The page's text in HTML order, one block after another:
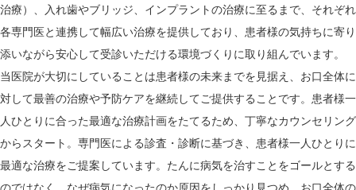
治療）、入れ歯やブリッジ、インプラントの治療に至るまで、それぞれ
各専門医と連携して幅広い治療を提供しており、患者様の気持ちに寄り
添いながら安心して受診いただける環境づくりに取り組んでいます。
当医院が大切にしていることは患者様の未来までを見据え、お口全体に
対して最善の治療や予防ケアを継続してご提供することです。患者様一
人ひとりに合った最適な治療計画をたてるため、丁寧なカウンセリング
からスタート。専門医による診査・診断に基づき、患者様一人ひとりに
最適な治療をご提案しています。たんに病気を治すことをゴールとする